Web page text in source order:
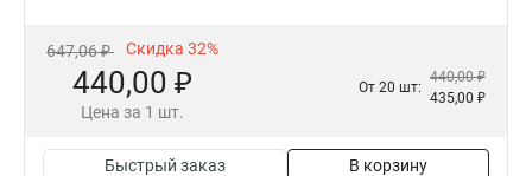
647,06 ₽ Скидка 32%
440,00 ₽
Цена за 1 шт.
От 20 шт:
440,00 ₽
435,00 ₽
Быстрый заказ В корзину